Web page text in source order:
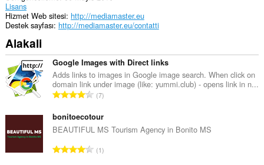
Lisans
Hizmet Web sitesi http://mediamaster.eu
Destek sayfası http://mediamaster.eu/contatti
Alakali
Google Images with Direct links
Adds links to images in Google image search. When click on
domain link under image (like: yummi.club) - opens link in n...
T
p
l
m
7
bonitoecotour
BEAUTIFUL MS Tourism Agency in Bonito MS
T1